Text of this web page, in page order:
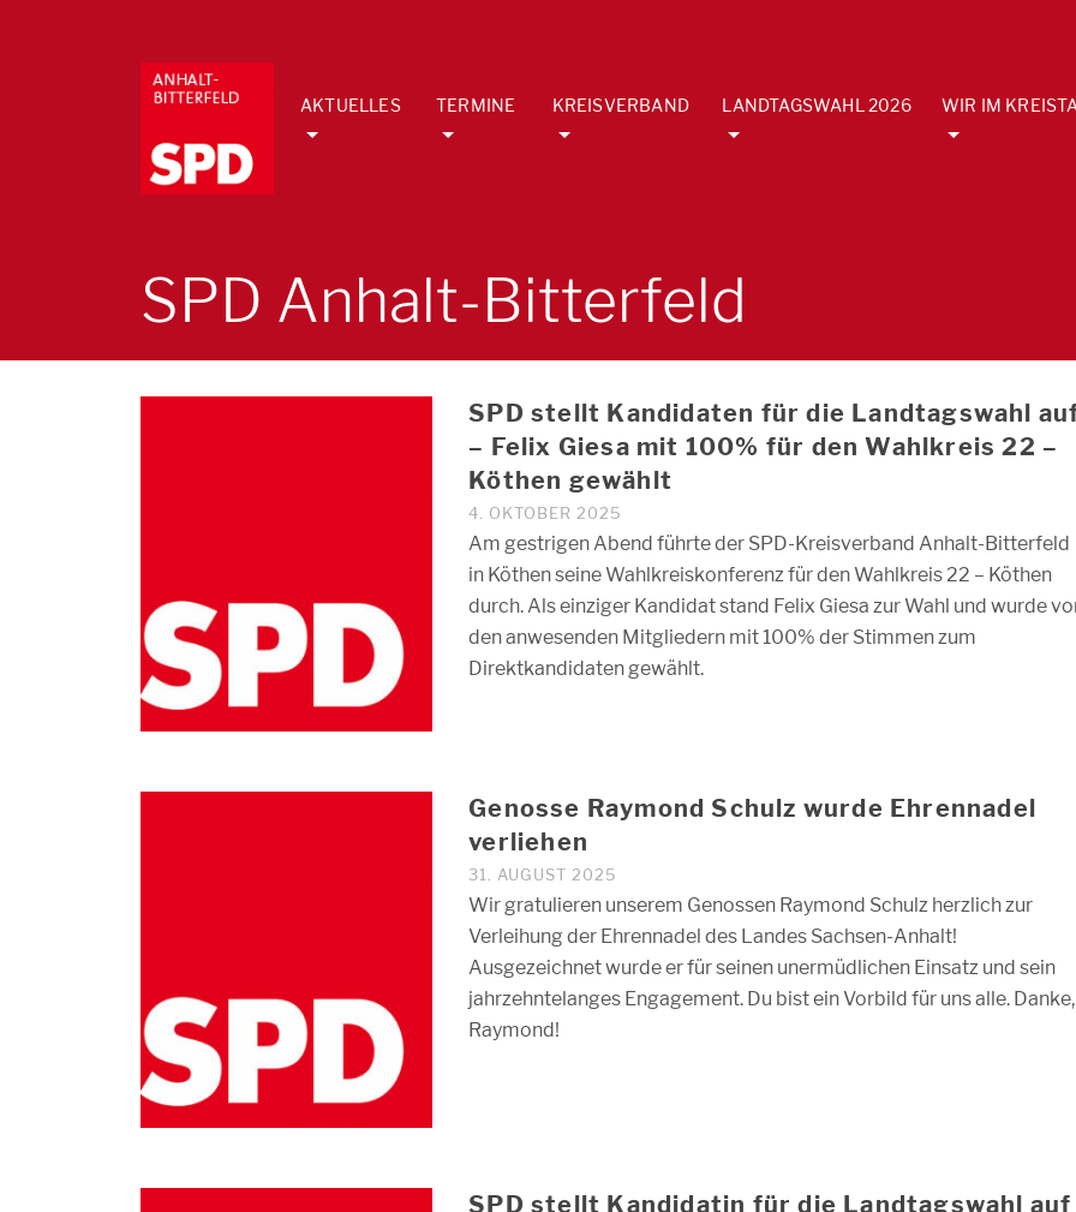
AKTUELLES TERMINE KREISVERBAND LANDTAGSWAHL 2026 WIR IM
SPD Anhalt-Bitterfeld
SPD stellt Kandidaten für die Landtagswahl
– Felix Giesa mit 100% für den Wahlkreis 22 –
Köthen gewählt
4. OKTOBER 2025
Am gestrigen Abend führte der SPD-Kreisverband Anhalt-Bitterfeld
in Köthen seine Wahlkreiskonferenz für den Wahlkreis 22 – Köthen
durch. Als einziger Kandidat stand Felix Giesa zur Wahl und wurde
den anwesenden Mitgliedern mit 100% der Stimmen zum
Direktkandidaten gewählt.
Genosse Raymond Schulz wurde Ehrennadel
verliehen
31. AUGUST 2025
Wir gratulieren unserem Genossen Raymond Schulz herzlich zur
Verleihung der Ehrennadel des Landes Sachsen-Anhalt!
Ausgezeichnet wurde er für seinen unermüdlichen Einsatz und sein
jahrzehntelanges Engagement. Du bist ein Vorbild für uns alle. Danke,
Raymond!
SPD stellt Kandidatin für die Landtagswahl auf